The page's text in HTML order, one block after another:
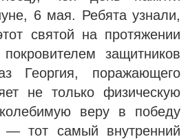
6 мая. Ребята узнали,
святой на протяжении
защитников
Георгия, поражающего
не только физическую
веру в победу
тот самый внутренний